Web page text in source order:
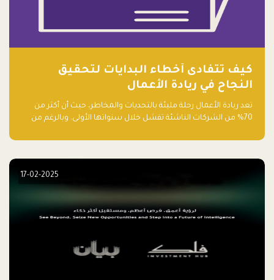
كيف تتفادى أخطاء البدايات لتحقيق
النجاح في ريادة الأعمال
تعد ريادة الأعمال رحلة مليئة بالتحديات والمخاطر، حيث أن أكثر من
70% من الشركات الناشئة تفشل خلال سنواتها الأولى. وبالرغم من
الكثيرون في بداية رحلتهم، وهي التي قد تعرقل نجاحهم. في هذا
17-02-2025